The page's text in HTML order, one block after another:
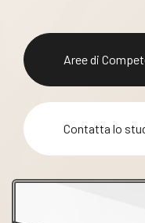
Aree di
Contatta lo